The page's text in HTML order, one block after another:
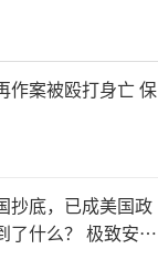
作案被殴打身亡 保
抄底，已成美国政
了什么？ 极致安全